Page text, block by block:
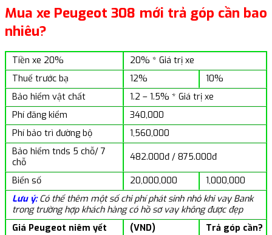
Mua xe Peugeot 308 mới trả góp cần bao
nhiêu?
Tiền xe 20%
20% * Giá trị xe
Thuế trước bạ
12%
10%
Bảo hiểm vật chất
1.2 – 1.5% * Giá trị xe
Phí đăng kiểm
340,000
Phí bảo trì đường bộ
1,560,000
Bảo hiểm tnds 5 chỗ/ 7
chỗ
482.000đ / 875.000đ
Biển số 20,000,000
1,000,000
Lưu ý:Có thể thêm một số chi phí phát sinh nhỏ khi vay Bank
trong trường hợp khách hàng có hồ sơ vay không được đẹp
Giá Peugeot niêm yết
(VND)
Trả góp cần?